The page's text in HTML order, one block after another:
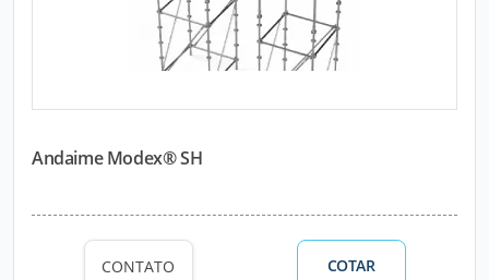
Andaime Modex® SH
CONTATO COTAR